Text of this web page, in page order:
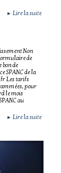
► Lire la suite
Non
de
bon de
SPANC de la
Les tarifs
pour
le mois
au
► Lire la suite